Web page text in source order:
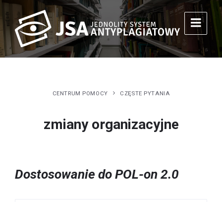
CENTRUM POMOCY CZĘSTE PYTANIA
zmiany organizacyjne
Dostosowanie do POL-on 2.0